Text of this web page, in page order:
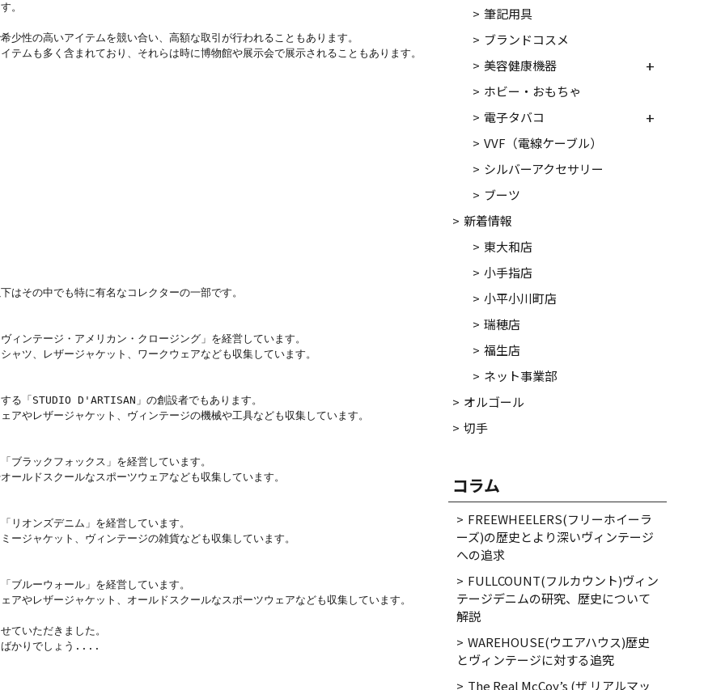
。
性の高いアイテムを競い合い、高額な取引が行われることもあります。
ムも多く含まれており、それらは時に博物館や展示会で展示されることもあります。
はその中でも特に有名なコレクターの一部です。
ンテージ・アメリカン・クロージング」を経営しています。
ツ、レザージャケット、ワークウェアなども収集しています。
る「STUDIO D'ARTISAN」の創設者でもあります。
やレザージャケット、ヴィンテージの機械や工具なども収集しています。
ブラックフォックス」を経営しています。
ルドスクールなスポーツウェアなども収集しています。
リオンズデニム」を経営しています。
ジャケット、ヴィンテージの雑貨なども収集しています。
ブルーウォール」を経営しています。
やレザージャケット、オールドスクールなスポーツウェアなども収集しています。
ていただきました。
ばかりでしょう....
筆記用具
ブランドコスメ
美容健康機器
ホビー・おもちゃ
電子タバコ
VVF（電線ケーブル）
シルバーアクセサリー
ブーツ
新着情報
東大和店
小手指店
小平小川町店
瑞穂店
福生店
ネット事業部
オルゴール
切手
コラム
FREEWHEELERS(フリーホイーラ
ーズ)の歴史とより深いヴィンテージ
への追求
FULLCOUNT(フルカウント)ヴィン
テージデニムの研究、歴史について
解説
WAREHOUSE(ウエアハウス)歴史
とヴィンテージに対する追究
The Real McCoy’s (ザ リアルマッ